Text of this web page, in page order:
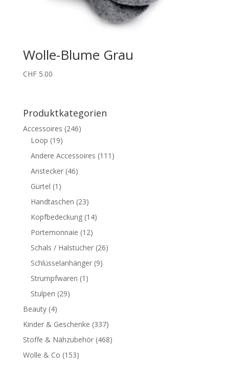
Wolle-Blume Grau
CHF5.00
Produktkategorien
Accessoires (246)
Loop (19)
Andere Accessoires (111)
Anstecker (46)
Gürtel (1)
Handtaschen (23)
Kopfbedeckung (14)
Portemonnaie (12)
Schals / Halstücher (26)
Schlüsselanhänger (9)
Strumpfwaren (1)
Stulpen (29)
Beauty (4)
Kinder & Geschenke (337)
Stoffe & Nähzubehör (468)
Wolle & Co (153)